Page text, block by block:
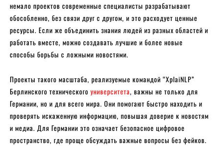
немало проектов современные специалисты разрабатывают
обособленно, без связи друг с другом, и это расходует ценные
ресурсы. Если же объединить знания людей из разных областей и
работать вместе, можно создавать лучшие и более новые
способы борьбы с ложными новостями.
Проекты такого масштаба, реализуемые командой “XplaiNLP”
Берлинского технического университета, важны не только для
Германии, но и для всего мира. Они помогают быстро находить и
проверять искаженную информацию, повышая доверие к новостям
и медиа. Для Германии это означает безопасное цифровое
пространство, где проще обсуждать важные вопросы без фейков.